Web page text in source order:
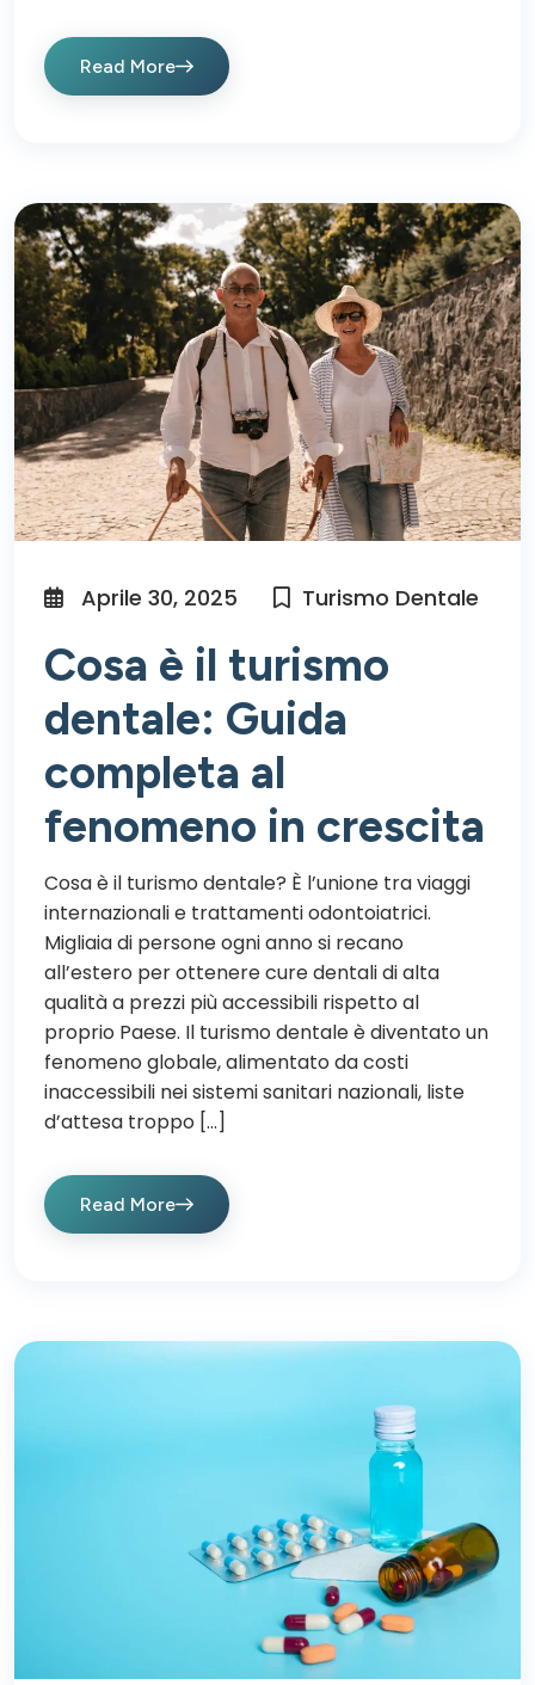
Read More
Aprile 30, 2025 Turismo Dentale
Cosa è il turismo
dentale: Guida
completa al
fenomeno in crescita
Cosa è il turismo dentale? È l’unione tra viaggi
internazionali e trattamenti odontoiatrici.
Migliaia di persone ogni anno si recano
all’estero per ottenere cure dentali di alta
qualità a prezzi più accessibili rispetto al
proprio Paese. Il turismo dentale è diventato un
fenomeno globale, alimentato da costi
inaccessibili nei sistemi sanitari nazionali, liste
d’attesa troppo […]
Read More